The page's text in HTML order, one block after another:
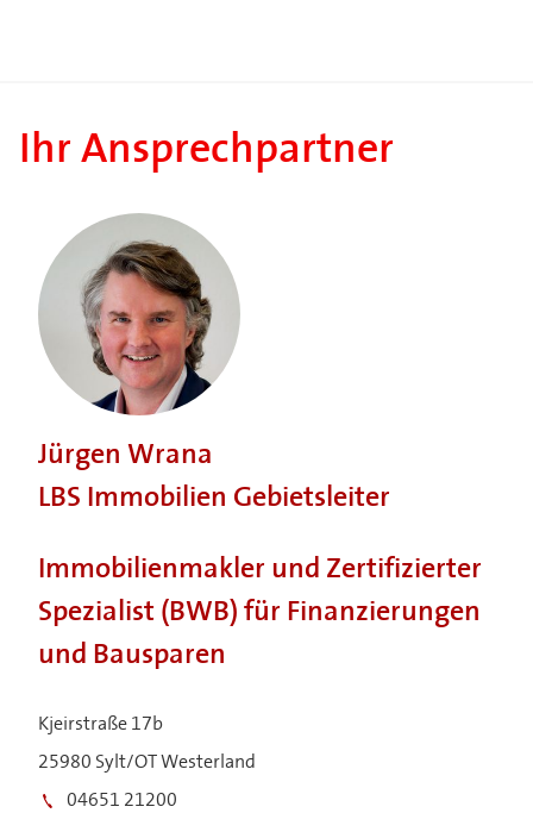
Ihr Ansprechpartner
Jürgen Wrana
LBS Immobilien Gebietsleiter
Immobilienmakler und Zertifizierter
Spezialist (BWB) für Finanzierungen
und Bausparen
Kjeirstraße 17b
25980 Sylt/OT Westerland
04651 21200